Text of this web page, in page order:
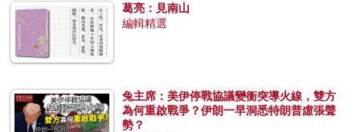
葛亮：見南山
編輯精選
兔主席：美伊停戰協議變衝突導火線，雙方
為何重啟戰爭？伊朗一早洞悉特朗普虛張聲
勢？